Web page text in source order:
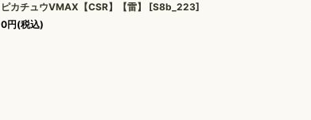
ピカチュウVMAX【CSR】【雷】 [S8b_223]
0円(税込)